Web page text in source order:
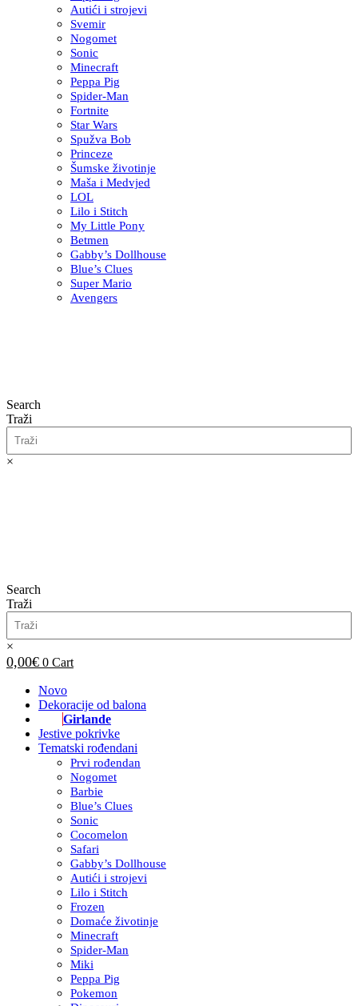
Autići i strojevi
Svemir
Nogomet
Sonic
Minecraft
Peppa Pig
Spider-Man
Fortnite
Star Wars
Spužva Bob
Princeze
Šumske životinje
Maša i Medvjed
LOL
Lilo i Stitch
My Little Pony
Betmen
Gabby’s Dollhouse
Blue’s Clues
Super Mario
Avengers
Search
Traži
×
Search
Traži
×
0,00€ 0 Cart
Novo
Dekoracije od balona
Girlande
Jestive pokrivke
Tematski rođendani
Prvi rođendan
Nogomet
Barbie
Blue’s Clues
Sonic
Cocomelon
Safari
Gabby’s Dollhouse
Autići i strojevi
Lilo i Stitch
Frozen
Domaće životinje
Minecraft
Spider-Man
Miki
Peppa Pig
Pokemon